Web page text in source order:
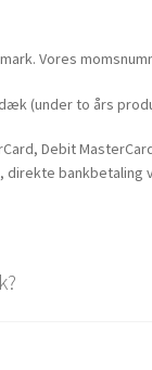
Vores
(under to års
Debit
direkte bankbetaling